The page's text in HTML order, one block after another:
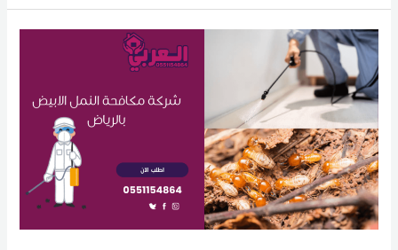
شركة
مكافحة
حشرات
بالرياض
النمل
الابيض
–
0551154864
–
شركة